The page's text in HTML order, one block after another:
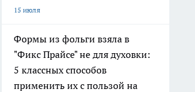
15 июля
Формы из фольги взяла в
"Фикс Прайсе" не для духовки:
5 классных способов
применить их с пользой на